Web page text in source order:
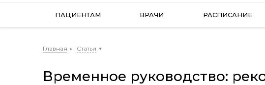
ПАЦИЕНТАМ ВРАЧИ РАСПИСАНИЕ
Главная Статьи
Временное руководство: